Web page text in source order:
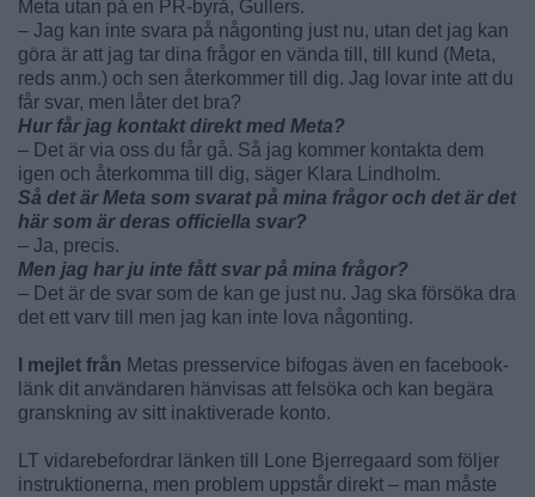
Meta utan på en PR-byrå, Gullers.
– Jag kan inte svara på någonting just nu, utan det jag kan
göra är att jag tar dina frågor en vända till, till kund (Meta,
reds anm.) och sen återkommer till dig. Jag lovar inte att du
får svar, men låter det bra?
Hur får jag kontakt direkt med Meta?
– Det är via oss du får gå. Så jag kommer kontakta dem
igen och återkomma till dig, säger Klara Lindholm.
Så det är Meta som svarat på mina frågor och det är det
här som är deras officiella svar?
– Ja, precis.
Men jag har ju inte fått svar på mina frågor?
– Det är de svar som de kan ge just nu. Jag ska försöka dra
det ett varv till men jag kan inte lova någonting.
I mejlet från Metas presservice bifogas även en facebook-
länk dit användaren hänvisas att felsöka och kan begära
granskning av sitt inaktiverade konto.
LT vidarebefordrar länken till Lone Bjerregaard som följer
instruktionerna, men problem uppstår direkt – man måste